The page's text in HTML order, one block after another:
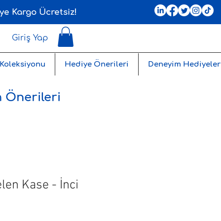
Kargo Ücretsiz!
Giriş Yap
Hediye Önerileri Deneyim
Önerileri
Kase - İnci